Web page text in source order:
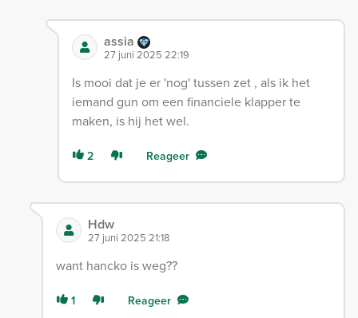
assia
27 juni 2025 22:19
Is mooi dat je er 'nog' tussen zet , als ik het
iemand gun om een financiele klapper te
maken, is hij het wel.
2 Reageer
Hdw
27 juni 2025 21:18
want hancko is weg??
1 Reageer